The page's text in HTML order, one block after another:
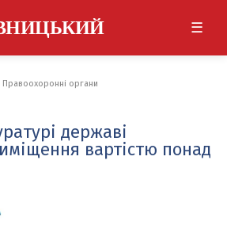
☰
Правоохоронні органи
державі
вартістю понад